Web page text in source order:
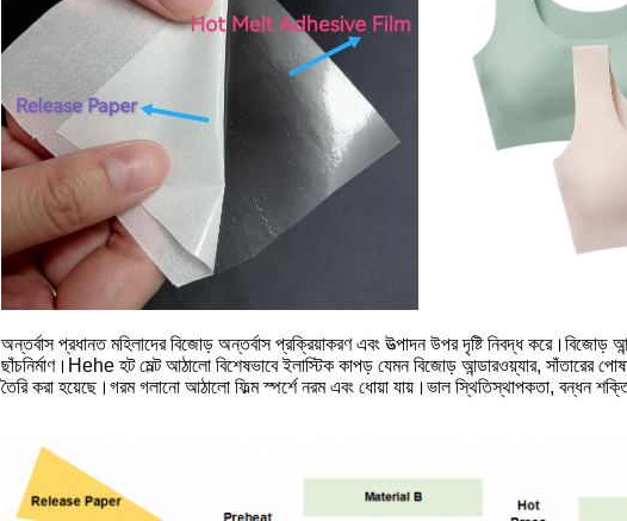
অন্তর্বাস প্রধানত মহিলাদের বিজোড় অন্তর্বাস প্রক্রিয়াকরণ এবং উত্পাদন উপর দৃষ্টি নিবদ্ধ
ছাঁচনির্মাণ।Hehe হট মেল্ট আঠালো বিশেষভাবে ইলাস্টিক কাপড় যেমন বিজোড় আন্ডারওয়্যার, সাঁতারের
তৈরি করা হয়েছে।গরম গলানো আঠালো ফিল্ম স্পর্শে নরম এবং ধোয়া যায়।ভাল স্থিতিস্থাপকতা, বন্ধন